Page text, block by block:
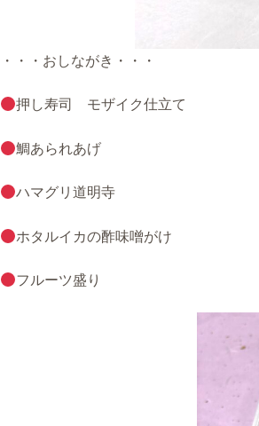
・・・おしながき・・・
押し寿司 モザイク仕立て
鯛あられあげ
ハマグリ道明寺
ホタルイカの酢味噌がけ
フルーツ盛り